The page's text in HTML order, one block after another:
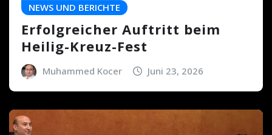
NEWS UND BERICHTE
Erfolgreicher Auftritt beim
Heilig-Kreuz-Fest
Muhammed Kocer Juni 23, 2026